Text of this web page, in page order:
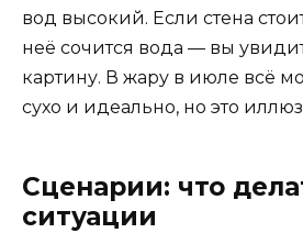
вод высокий. Если стена
неё сочится вода — вы
картину. В жару в июле всё
сухо и идеально, но это
Сценарии: что
ситуации